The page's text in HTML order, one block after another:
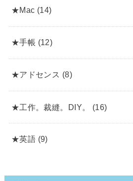
★Mac (14)
★手帳 (12)
★アドセンス (8)
★工作。裁縫。DIY。 (16)
★英語 (9)